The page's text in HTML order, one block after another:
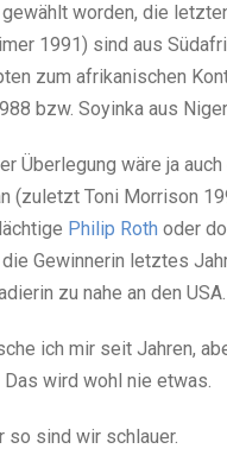
worden, die
1991) sind aus
zum afrikanischen
bzw. Soyinka aus
Überlegung wäre ja auch
(zuletzt Toni Morrison
Philip Roth oder
die Gewinnerin letztes
zu nahe an den USA.
ich mir seit Jahren,
Das wird wohl nie etwas.
so sind wir schlauer.